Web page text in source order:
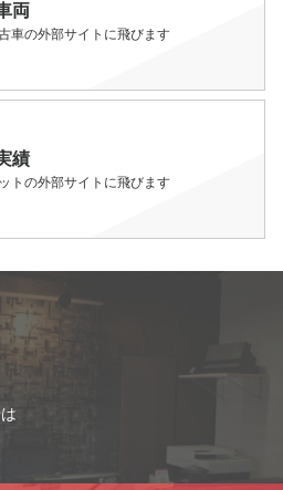
両
車の外部サイトに飛びます
績
トの外部サイトに飛びます